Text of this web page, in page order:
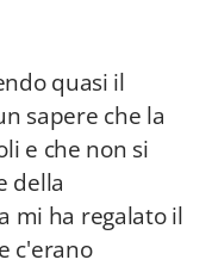
quasi il
sapere che la
e che non si
della
mi ha regalato il
c'erano